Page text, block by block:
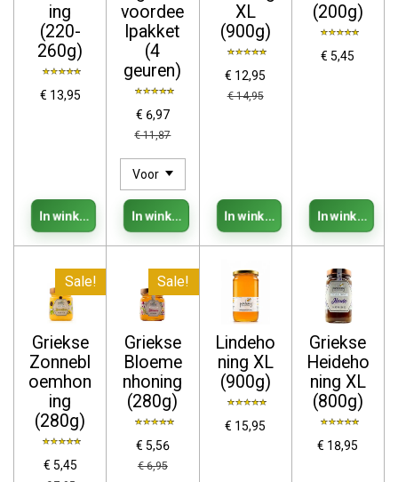
ing
(220-
260g)
€ 13,95
In winkelwagen
voordee
lpakket
(4
geuren)
€ 6,97
€ 11,87
In winkelwagen
XL
(900g)
€ 12,95
€ 14,95
In winkelwagen
(200g)
€ 5,45
In
Sale!
Griekse
Zonnebl
oemhon
ing
(280g)
€ 5,45
Sale!
Griekse
Bloeme
nhoning
(280g)
€ 5,56
€ 6,95
Lindeho
ning XL
(900g)
€ 15,95
Griekse
Heideho
ning XL
(800g)
€ 18,95